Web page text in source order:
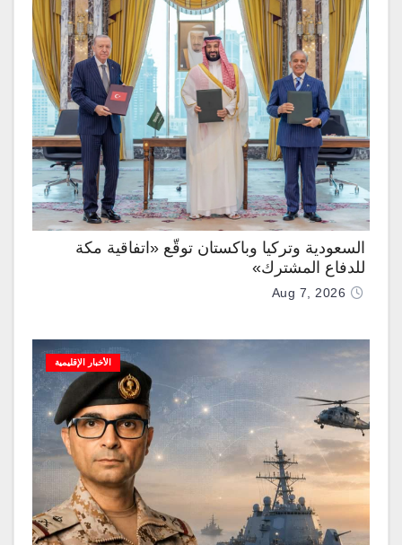
السعودية وتركيا وباكستان توقّع «اتفاقية مكة
للدفاع المشترك»
Aug 7, 2026
الأخبار الإقليمية